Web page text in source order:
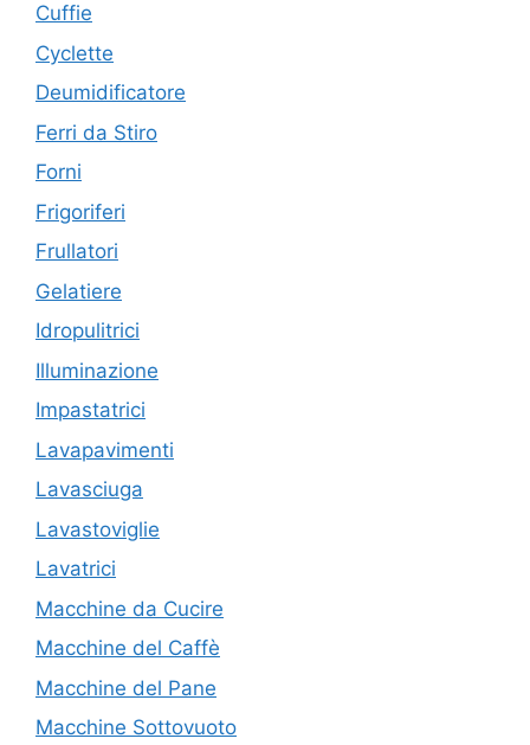
Cuffie
Cyclette
Deumidificatore
Ferri da Stiro
Forni
Frigoriferi
Frullatori
Gelatiere
Idropulitrici
Illuminazione
Impastatrici
Lavapavimenti
Lavasciuga
Lavastoviglie
Lavatrici
Macchine da Cucire
Macchine del Caffè
Macchine del Pane
Macchine Sottovuoto